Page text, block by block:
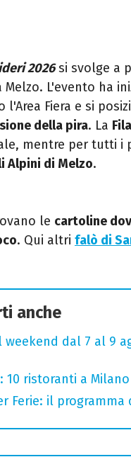
2026 si svolge a
Melzo. L'evento ha
l'Area Fiera e si
della pira. La
mentre per tutti i
Alpini di Melzo.
le cartoline
. Qui altri falò di
anche
weekend dal 7 al 9
10 ristoranti a
Ferie: il